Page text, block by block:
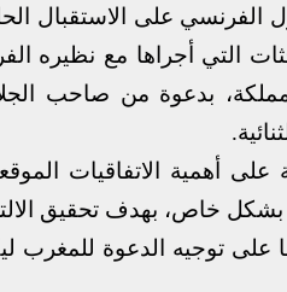
الفرنسي على الاستقبال
التي أجراها مع نظيره
بدعوة من صاحب
أهمية الاتفاقيات
بشكل خاص، بهدف تحقيق
على توجيه الدعوة